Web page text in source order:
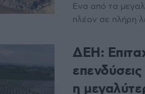
Ένα από τα
πλέον σε πλήρη
ΔΕΗ:
η